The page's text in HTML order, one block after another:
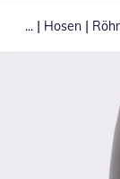
... | Hosen |